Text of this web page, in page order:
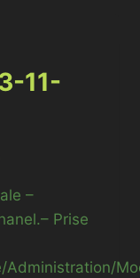
11-
–
Prise
Administration/